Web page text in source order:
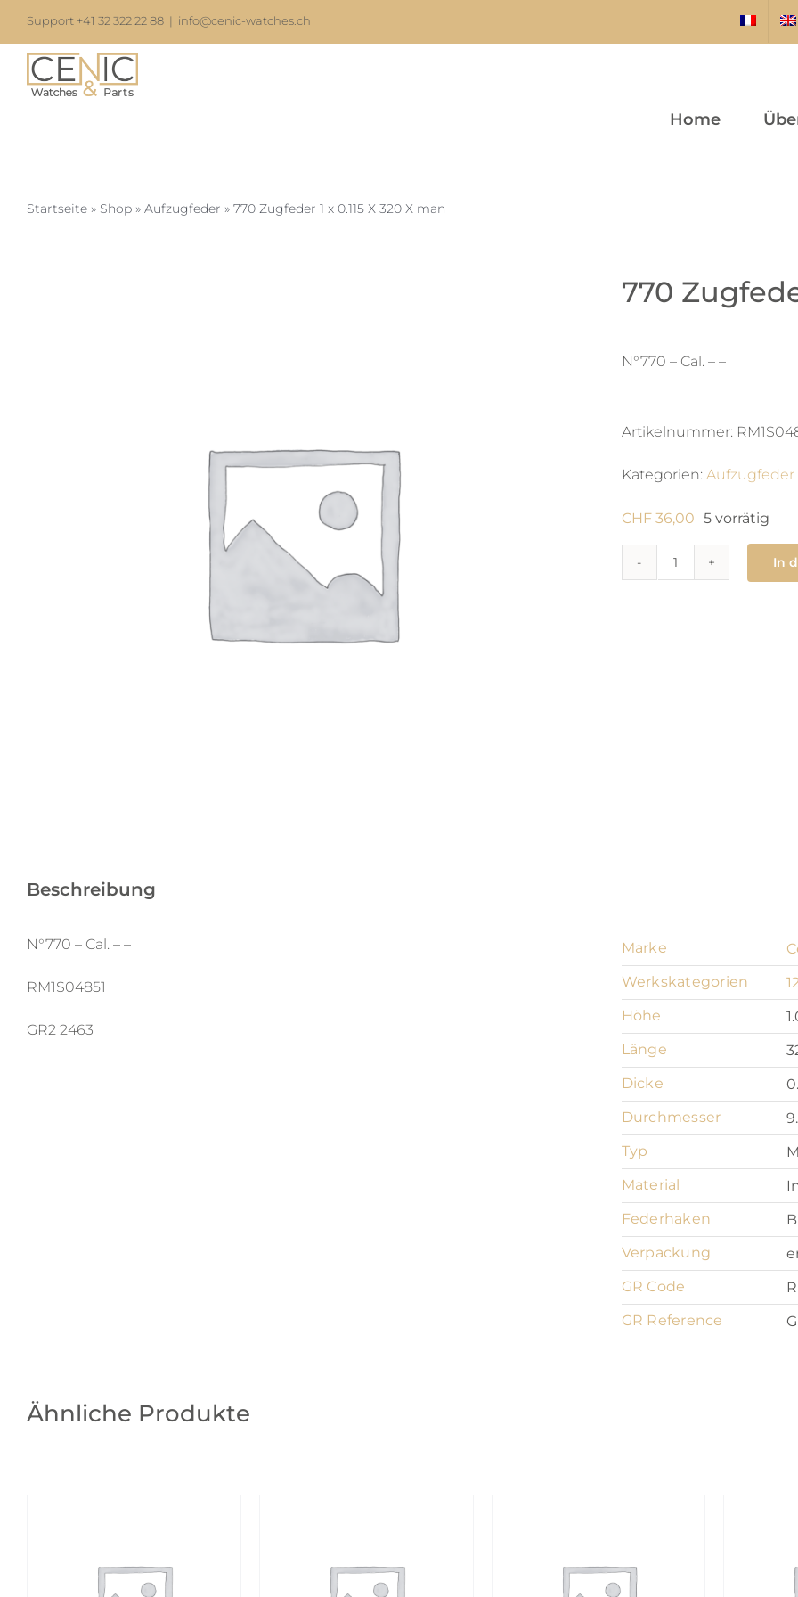
springen
Support +41 32 322 22 88 info@cenic-watches.ch
Home
Startseite » Shop » Aufzugfeder » 770 Zugfeder 1 x 0.115 X 320 X man
770
N°770 – Cal. – –
Artikelnummer:
Kategorien: Aufzugfeder
CHF36,00 5 vorrätig
In
Beschreibung
N°770 – Cal. – –
RM1S04851
GR2 2463
Marke
Werkskategorien
Höhe
Länge
Dicke
Durchmesser
Typ
Material
Federhaken
Verpackung
GR Code
GR Reference
Ähnliche Produkte